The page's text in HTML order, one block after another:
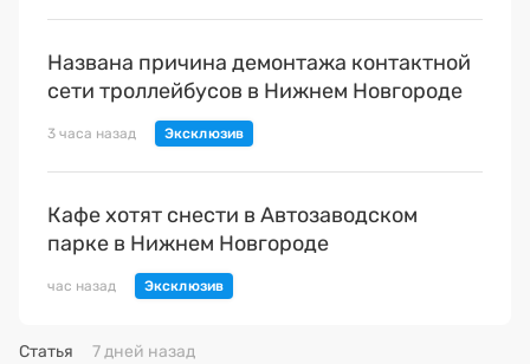
Названа причина демонтажа контактной
сети троллейбусов в Нижнем Новгороде
3 часа назад
Кафе хотят снести в Автозаводском
парке в Нижнем Новгороде
час назад
Статья 7 дней назад